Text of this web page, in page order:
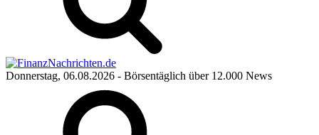
Donnerstag, 06.08.2026 - Börsentäglich über 12.000 News